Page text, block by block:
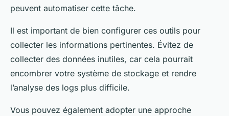
peuvent automatiser cette tâche.
Il est important de bien configurer ces outils pour
collecter les informations pertinentes. Évitez de
collecter des données inutiles, car cela pourrait
encombrer votre système de stockage et rendre
l’analyse des logs plus difficile.
Vous pouvez également adopter une approche